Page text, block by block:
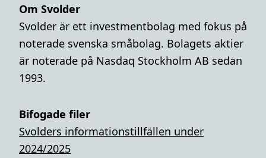
Om Svolder
Svolder är ett investmentbolag med fokus på
noterade svenska småbolag. Bolagets aktier
är noterade på Nasdaq Stockholm AB sedan
1993.
Bifogade filer
Svolders informationstillfällen under
2024/2025